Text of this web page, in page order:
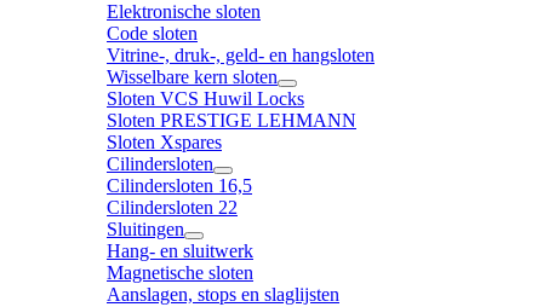
Elektronische sloten
Code sloten
Vitrine-, druk-, geld- en hangsloten
Wisselbare kern sloten
Sloten VCS Huwil Locks
Sloten PRESTIGE LEHMANN
Sloten Xspares
Cilindersloten
Cilindersloten 16,5
Cilindersloten 22
Sluitingen
Hang- en sluitwerk
Magnetische sloten
Aanslagen, stops en slaglijsten